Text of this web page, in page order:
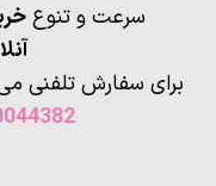
سرعت و تنوع
برای سفارش تلفنی می